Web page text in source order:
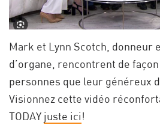
Mark et Lynn Scotch, donneur
d’organe, rencontrent de
personnes que leur généreux
Visionnez cette vidéo
TODAY juste ici!